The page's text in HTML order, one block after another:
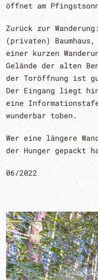
öffnet am
Zurück zur
(privaten)
einer kurzen
Gelände der alten
der Toröffnung ist
Der Eingang liegt
eine
wunderbar toben.
Wer eine längere
der Hunger gepackt
06/2022